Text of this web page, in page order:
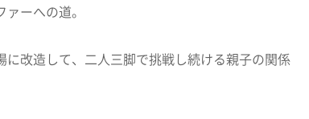
ーへの道。
に改造して、二人三脚で挑戦し続ける親子の関係